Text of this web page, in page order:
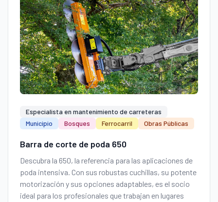
Especialista en mantenimiento de carreteras
Municipio
Bosques Ferrocarril Obras Públicas
Barra de corte de poda 650
Descubra la 650, la referencia para las aplicaciones de
poda intensiva. Con sus robustas cuchillas, su potente
motorización y sus opciones adaptables, es el socio
ideal para los profesionales que trabajan en lugares